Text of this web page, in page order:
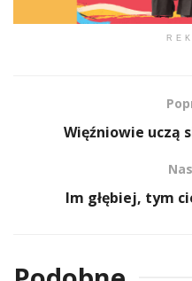
Więźniowie uczą
Im głębiej, tym